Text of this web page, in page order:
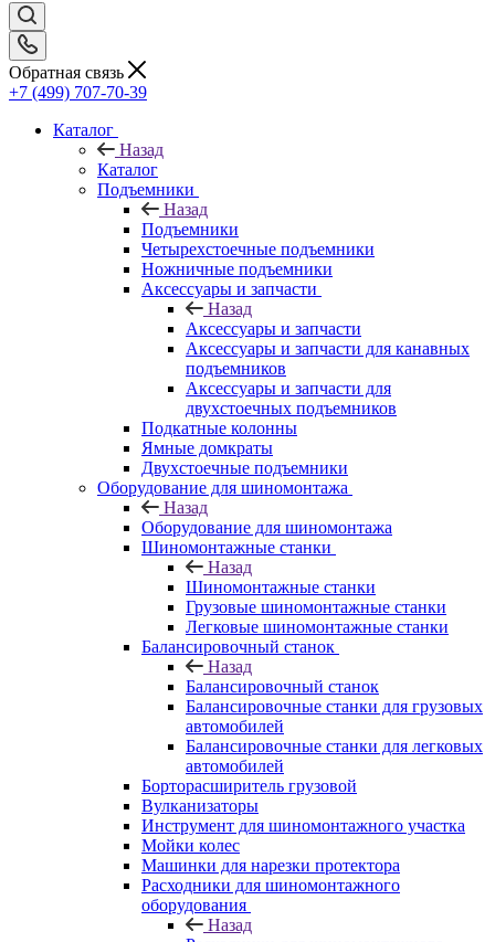
Обратная связь
+7 (499) 707-70-39
Каталог
Назад
Каталог
Подъемники
Назад
Подъемники
Четырехстоечные подъемники
Ножничные подъемники
Аксессуары и запчасти
Назад
Аксессуары и запчасти
Аксессуары и запчасти для канавных
подъемников
Аксессуары и запчасти для
двухстоечных подъемников
Подкатные колонны
Ямные домкраты
Двухстоечные подъемники
Оборудование для шиномонтажа
Назад
Оборудование для шиномонтажа
Шиномонтажные станки
Назад
Шиномонтажные станки
Грузовые шиномонтажные станки
Легковые шиномонтажные станки
Балансировочный станок
Назад
Балансировочный станок
Балансировочные станки для грузовых
автомобилей
Балансировочные станки для легковых
автомобилей
Борторасширитель грузовой
Вулканизаторы
Инструмент для шиномонтажного участка
Мойки колес
Машинки для нарезки протектора
Расходники для шиномонтажного
оборудования
Назад